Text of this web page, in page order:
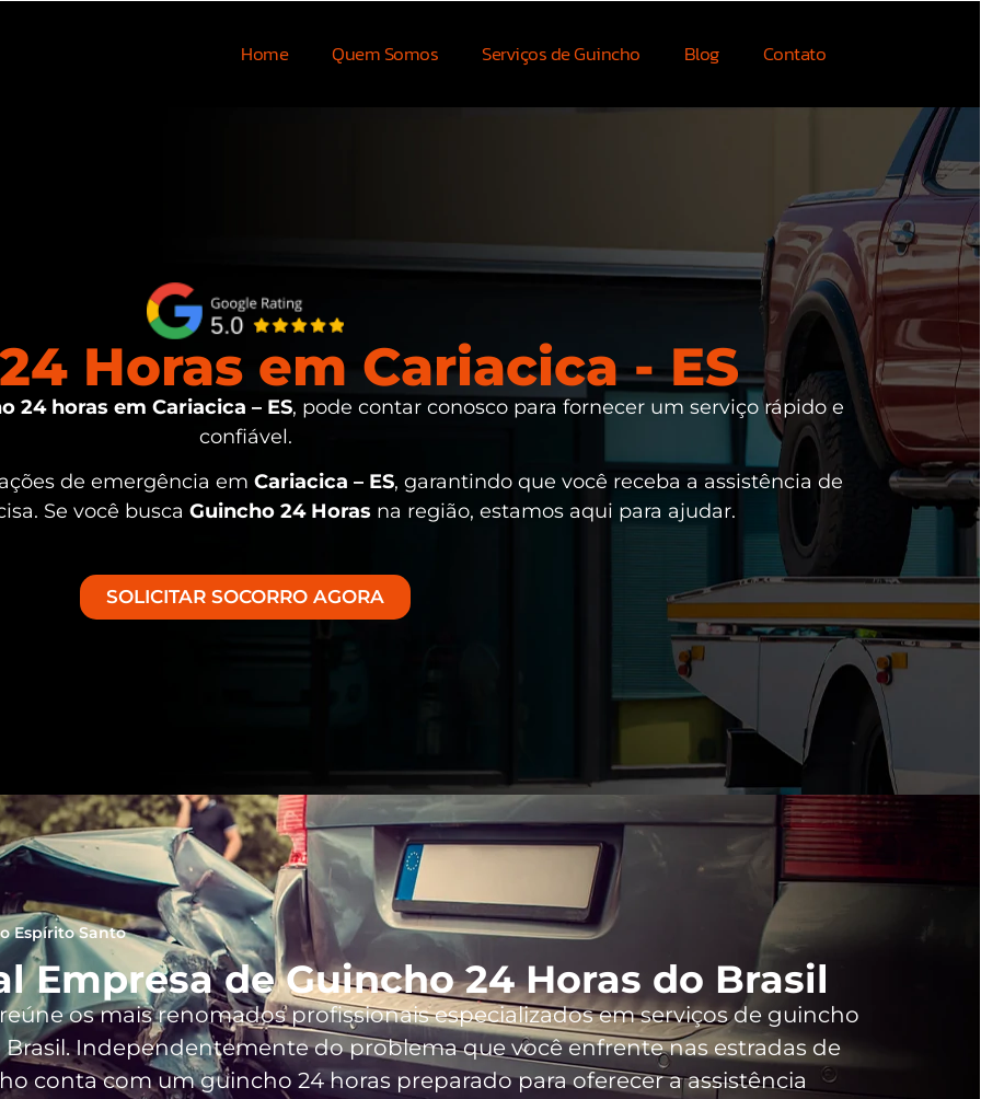
Home Quem Somos Serviços de Guincho Blog Contato
Horas em Cariacica - ES
24 horas em Cariacica – ES, pode contar conosco para fornecer um serviço rápido e
confiável.
de emergência em Cariacica – ES, garantindo que você receba a assistência de
Se você busca Guincho 24 Horas na região, estamos aqui para ajudar.
SOLICITAR SOCORRO AGORA
Espírito Santo
Empresa de Guincho 24 Horas do Brasil
os mais renomados profissionais especializados em serviços de guincho
. Independentemente do problema que você enfrente nas estradas de
conta com um guincho 24 horas preparado para oferecer a assistência